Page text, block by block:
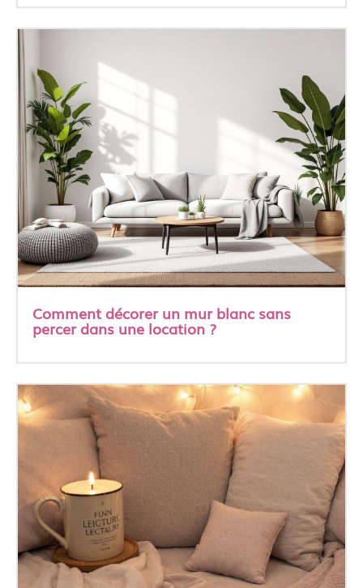
Comment décorer un mur blanc sans
percer dans une location ?